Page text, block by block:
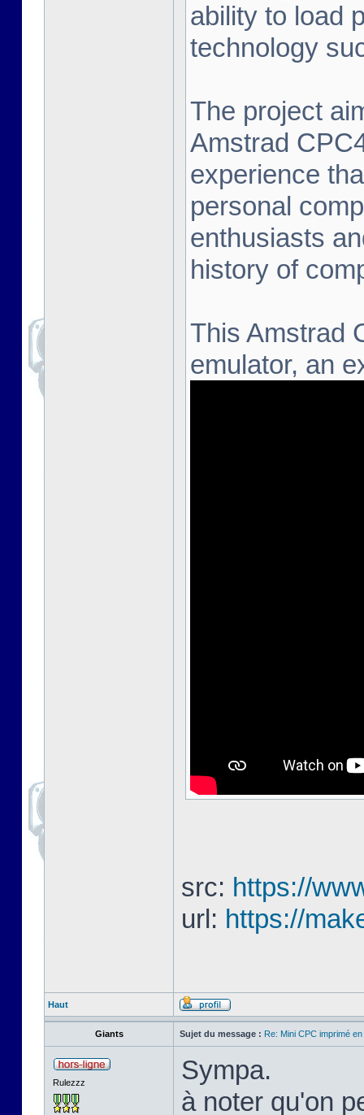
ability to load
technology
The project
Amstrad
experience
personal
enthusiasts
history of
This Amstrad
emulator, an
src: https://
url: https://
Haut
Giants Sujet du message : Re: Mini CPC imprimé
Rulezzz
Sympa.
à noter qu'on